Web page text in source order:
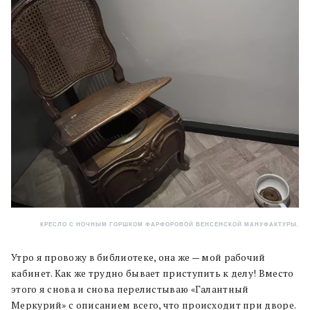
КРЕСЛО С НОЧНЫМ ГОРШКОМ ФАРФОРОВОЙ ВЕНСЕНСКОЙ МАНУФАКТУРЫ.
Утро я провожу в библиотеке, она же — мой рабочий
кабинет. Как же трудно бывает приступить к делу! Вместо
этого я снова и снова перелистываю «Галантный
Меркурий» с описанием всего, что происходит при дворе.